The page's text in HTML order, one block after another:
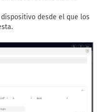
desde el que los